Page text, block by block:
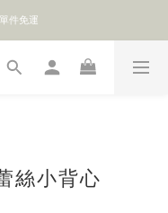
件免運
絲小背心